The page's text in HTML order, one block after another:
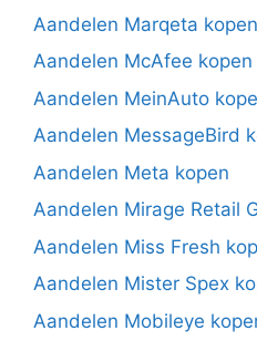
Aandelen Marqeta kopen
Aandelen McAfee kopen
Aandelen MeinAuto
Aandelen MessageBird
Aandelen Meta kopen
Aandelen Mirage Retail
Aandelen Miss Fresh
Aandelen Mister Spex
Aandelen Mobileye